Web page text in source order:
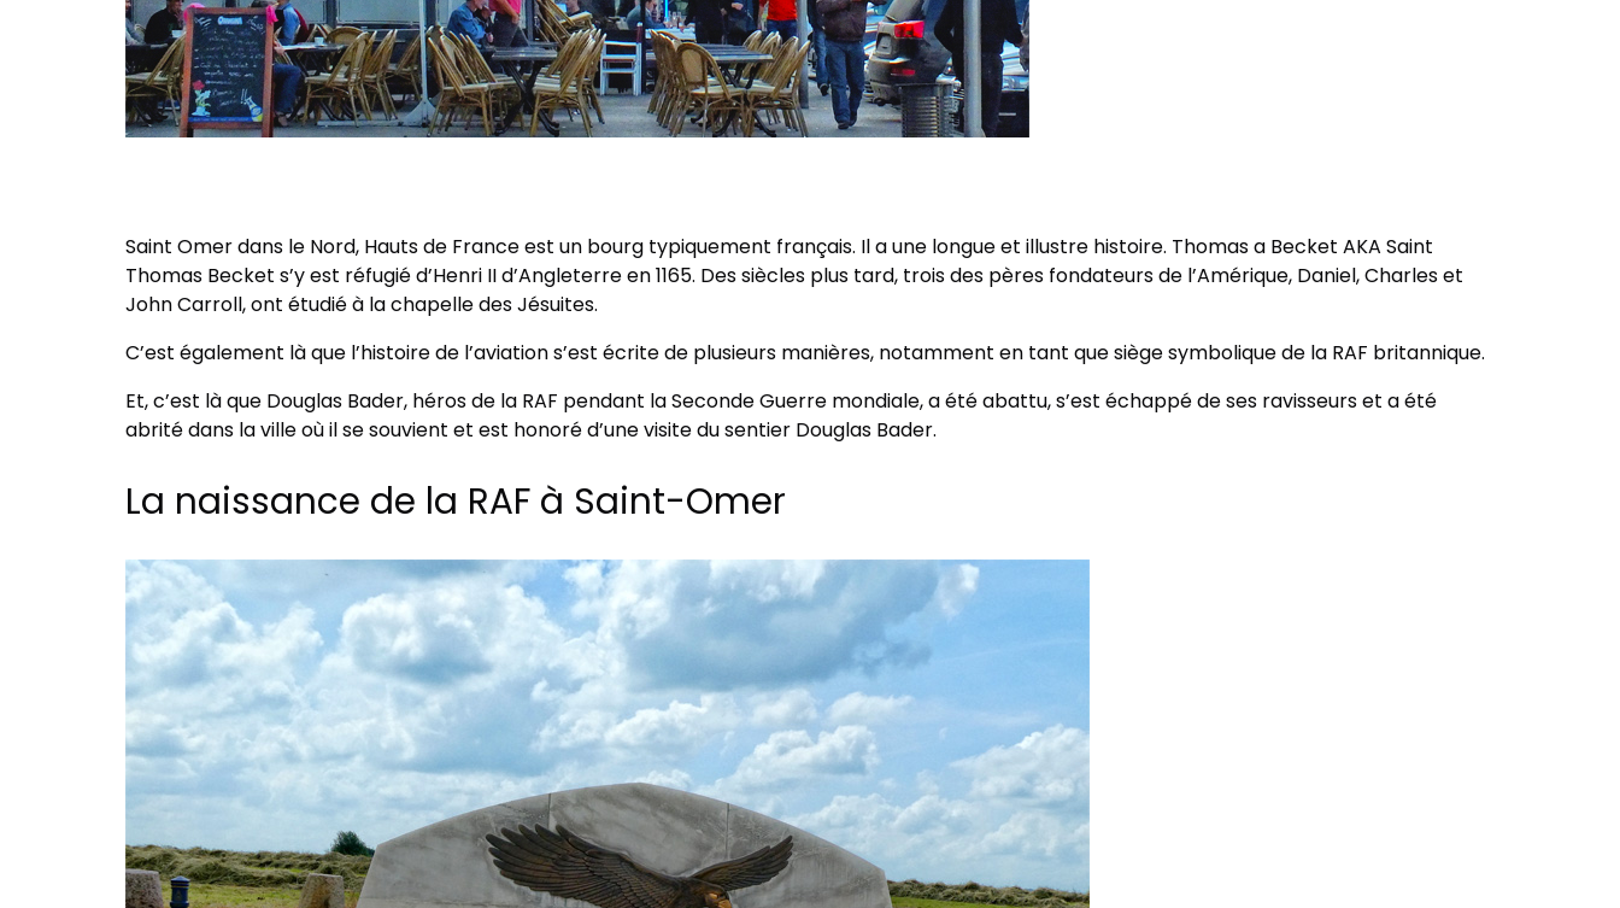
Saint Omer dans le Nord, Hauts de France est un bourg typiquement français. Il a une longue et illustre histoire. Thomas a Becket AKA Saint
Thomas Becket s’y est réfugié d’Henri II d’Angleterre en 1165. Des siècles plus tard, trois des pères fondateurs de l’Amérique, Daniel, Charles et
John Carroll, ont étudié à la chapelle des Jésuites.
C’est également là que l’histoire de l’aviation s’est écrite de plusieurs manières, notamment en tant que siège symbolique de la RAF britannique.
Et, c’est là que Douglas Bader, héros de la RAF pendant la Seconde Guerre mondiale, a été abattu, s’est échappé de ses ravisseurs et a été
abrité dans la ville où il se souvient et est honoré d’une visite du sentier Douglas Bader.
La naissance de la RAF à Saint-Omer